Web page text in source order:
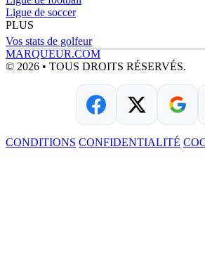
Ligue de soccer
PLUS
Vos stats de golfeur
MARQUEUR.COM
© 2026 • TOUS DROITS RÉSERVÉS.
CONDITIONS CONFIDENTIALITÉ